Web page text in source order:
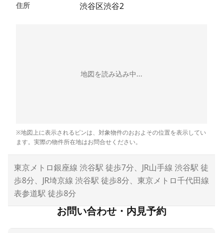
住所 渋谷区渋谷2
地図を読み込み中...
※地図上に表示されるピンは、対象物件のおおよその位置を表示してい
ます。実際の物件所在地はお問合せください。
東京メトロ銀座線 渋谷駅 徒歩7分、JR山手線 渋谷駅 徒
歩8分、JR埼京線 渋谷駅 徒歩8分、東京メトロ千代田線
表参道駅 徒歩8分
お問い合わせ・内見予約